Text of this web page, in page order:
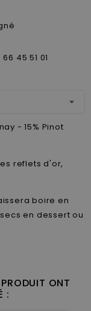
45 51 01
- 15% Pinot
reflets d'or,
boire en
en dessert ou
ONT
: